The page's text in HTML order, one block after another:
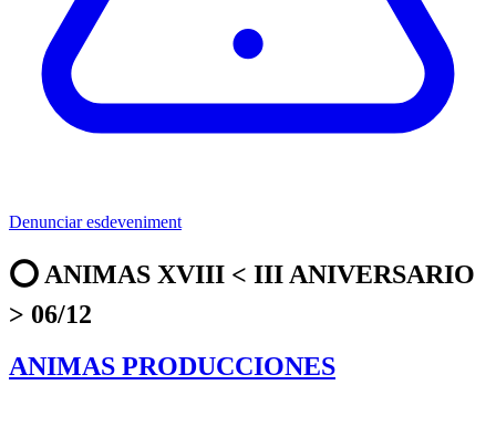
Denunciar esdeveniment
⭕️ ANIMAS XVIII < III ANIVERSARIO
> 06/12
ANIMAS PRODUCCIONES